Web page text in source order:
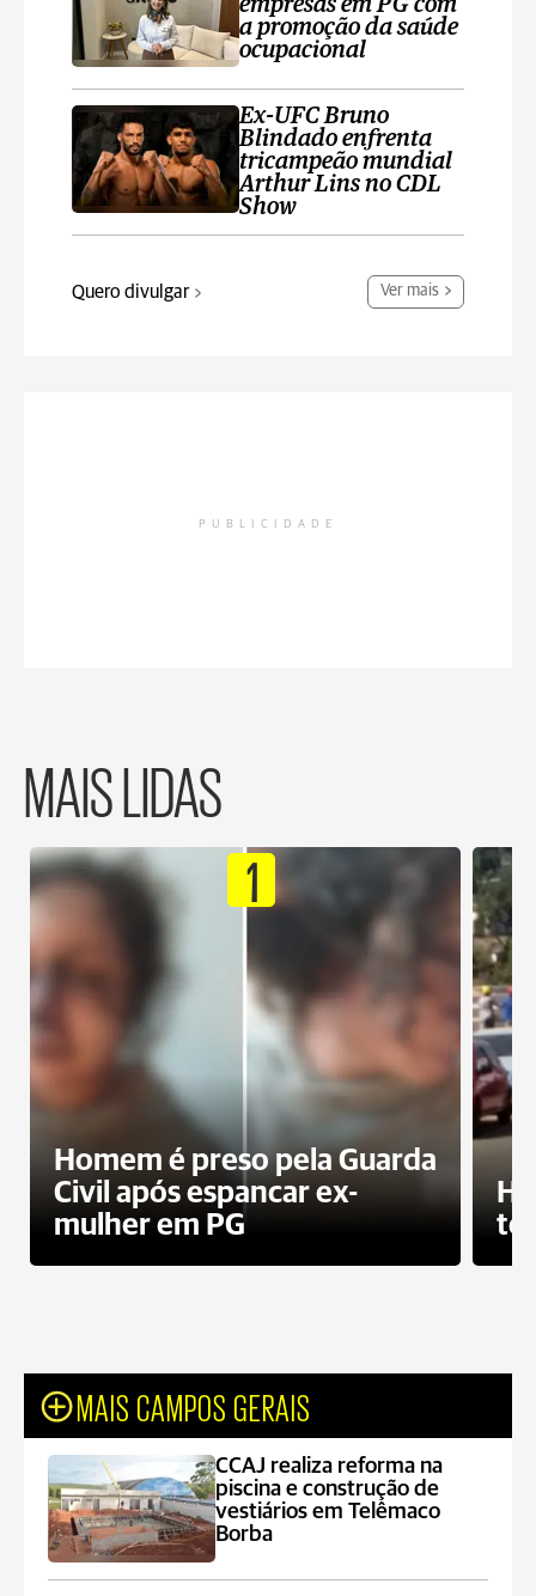
empresas em PG com
a promoção da saúde
ocupacional
Ex-UFC Bruno
Blindado enfrenta
tricampeão mundial
Arthur Lins no CDL
Show
Quero divulgar Ver mais
PUBLICIDADE
MAIS LIDAS
1
Homem é preso pela Guarda
Civil após espancar ex-
mulher em PG
MAIS CAMPOS GERAIS
CCAJ realiza reforma na
piscina e construção de
vestiários em Telêmaco
Borba